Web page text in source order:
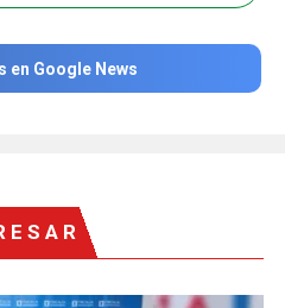
en Google News